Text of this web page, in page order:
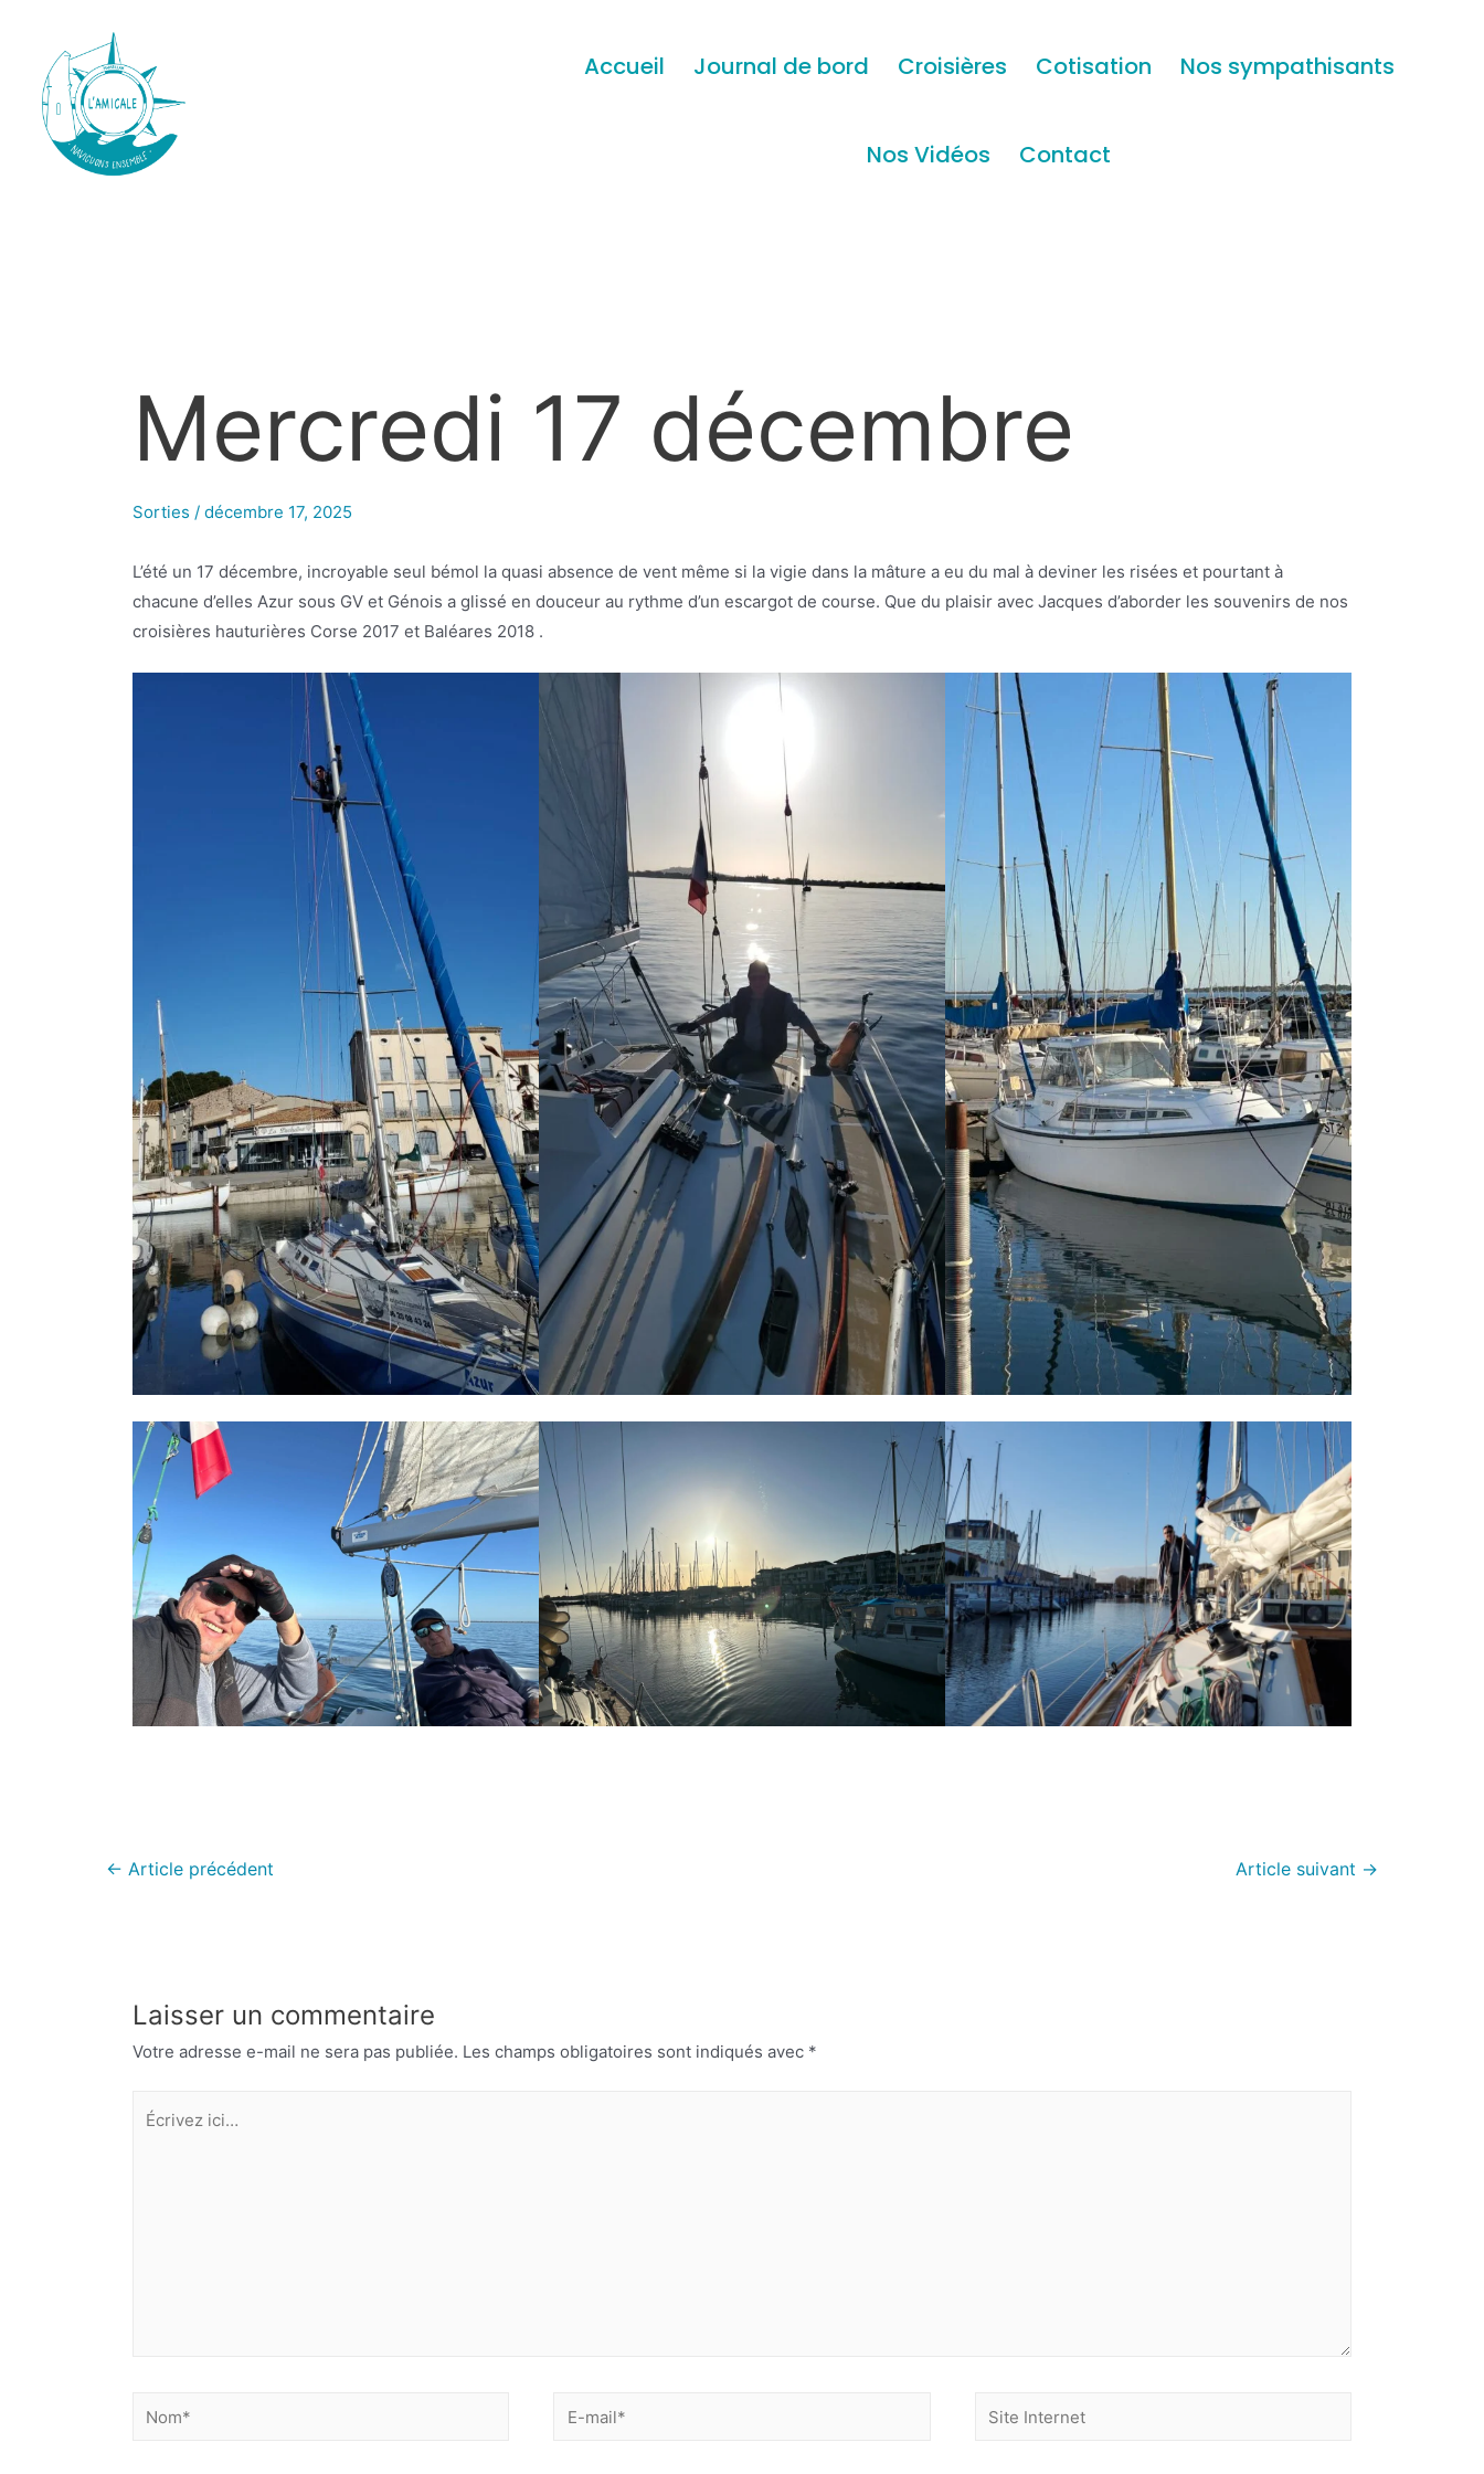
Accueil Journal de bord Croisières Cotisation Nos sympathisants
Nos Vidéos Contact
Mercredi 17 décembre
Sorties /décembre 17, 2025
L’été un 17 décembre, incroyable seul bémol la quasi absence de vent même si la vigie dans la mâture a eu du mal à deviner les risées et pourtant à
chacune d’elles Azur sous GV et Génois a glissé en douceur au rythme d’un escargot de course. Que du plaisir avec Jacques d’aborder les souvenirs de nos
croisières hauturières Corse 2017 et Baléares 2018 .
← Article précédent Article suivant →
Laisser un commentaire
Votre adresse e-mail ne sera pas publiée. Les champs obligatoires sont indiqués avec *